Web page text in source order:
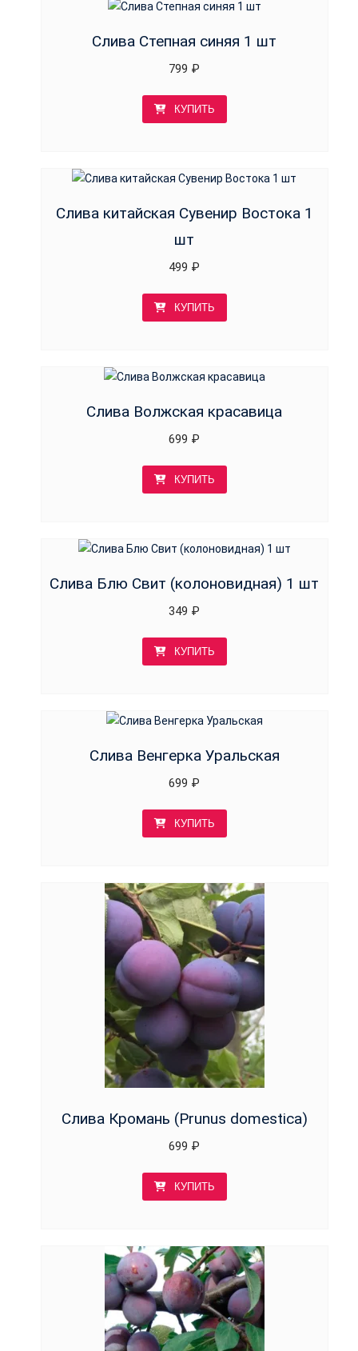
Слива Степная синяя 1 шт
799 ₽
КУПИТЬ
Слива китайская Сувенир Востока 1
шт
499 ₽
КУПИТЬ
Слива Волжская красавица
699 ₽
КУПИТЬ
Слива Блю Свит (колоновидная) 1 шт
349 ₽
КУПИТЬ
Слива Венгерка Уральская
699 ₽
КУПИТЬ
Слива Кромань (Prunus domestica)
699 ₽
КУПИТЬ